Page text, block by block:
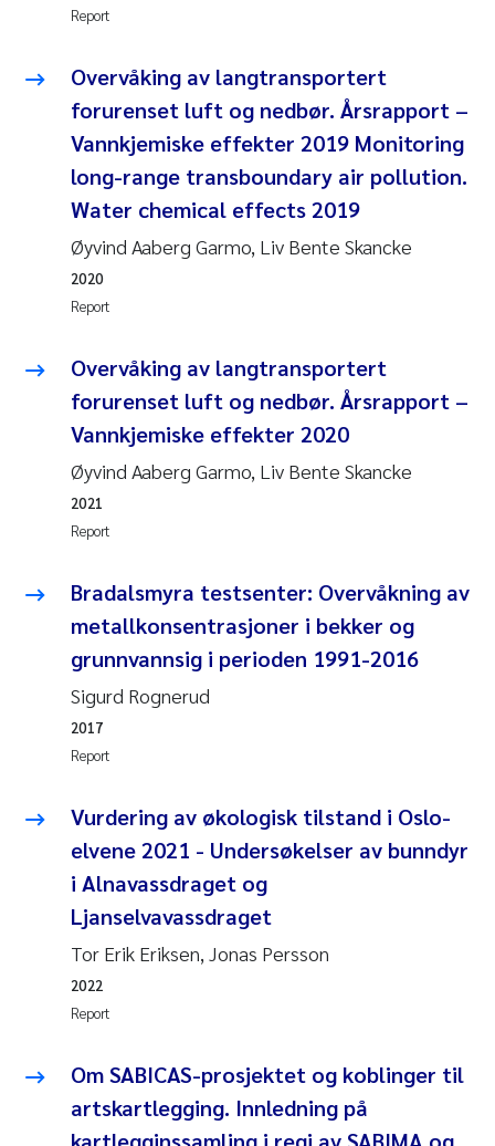
Valentina Elena Tartiu
Tânia Cristina Gomes
Sondre Meland
Sindre Langaas
Pål Molander
Merete Schøyen
Elisabeth Støhle Rødland
Aina Charlotte Wennberg
Camilla With Fagerli
Adam David Lillicrap
Asle Økelsrud
Jan-Erik Thrane
Ana Catarina Almeida
Belinda Valdecanas
Report
Overvåking av langtransportert
forurenset luft og nedbør. Årsrapport –
Vannkjemiske effekter 2019 Monitoring
long-range transboundary air pollution.
Water chemical effects 2019
Øyvind Aaberg Garmo, Liv Bente Skancke
Report
2020
Overvåking av langtransportert
forurenset luft og nedbør. Årsrapport –
Vannkjemiske effekter 2020
Øyvind Aaberg Garmo, Liv Bente Skancke
Report
2021
Bradalsmyra testsenter: Overvåkning av
metallkonsentrasjoner i bekker og
grunnvannsig i perioden 1991-2016
Sigurd Rognerud
Report
2017
Vurdering av økologisk tilstand i Oslo-
elvene 2021 - Undersøkelser av bunndyr
i Alnavassdraget og
Ljanselvavassdraget
Tor Erik Eriksen, Jonas Persson
Report
2022
Om SABICAS-prosjektet og koblinger til
artskartlegging. Innledning på